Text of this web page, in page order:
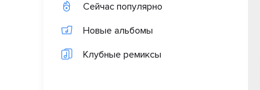
Сейчас популярно
Новые альбомы
Клубные ремиксы